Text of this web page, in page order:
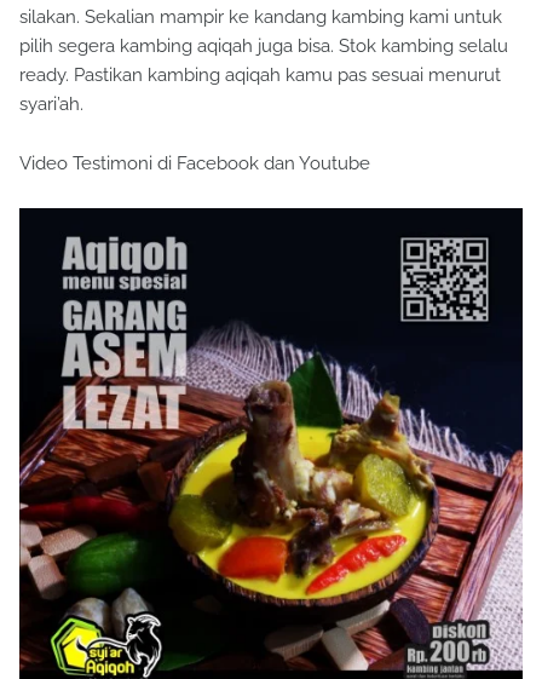
silakan. Sekalian mampir ke kandang kambing kami untuk
pilih segera kambing aqiqah juga bisa. Stok kambing selalu
ready. Pastikan kambing aqiqah kamu pas sesuai menurut
syari’ah.
Video Testimoni di Facebook dan Youtube